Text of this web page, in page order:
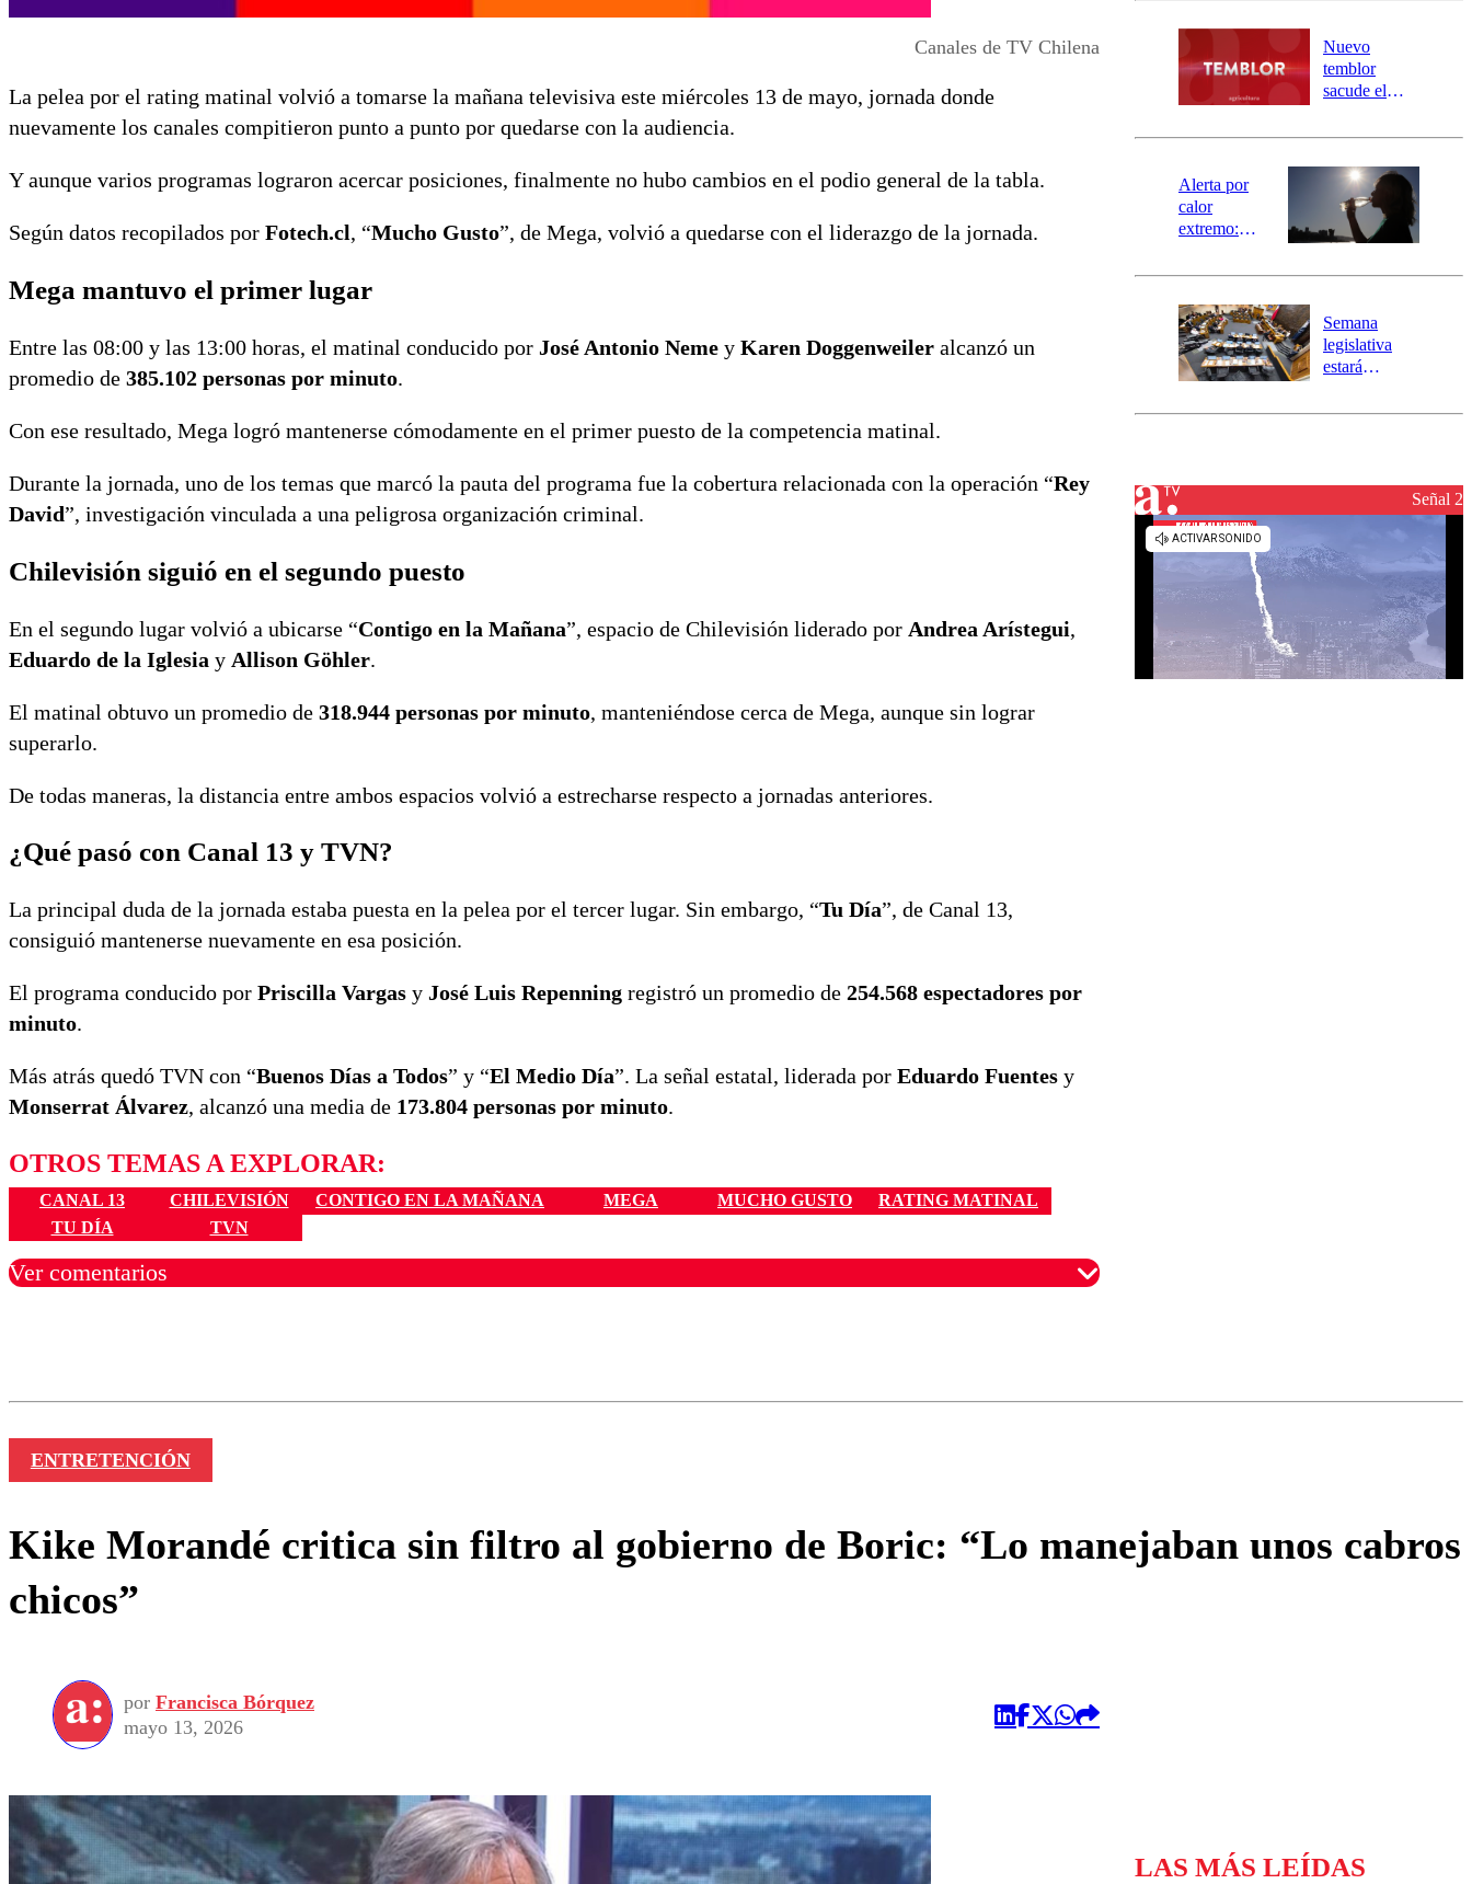
Canales de TV Chilena
La pelea por el rating matinal volvió a tomarse la mañana televisiva este miércoles 13 de mayo, jornada donde
nuevamente los canales compitieron punto a punto por quedarse con la audiencia.
Y aunque varios programas lograron acercar posiciones, finalmente no hubo cambios en el podio general de la tabla.
Según datos recopilados por Fotech.cl, “Mucho Gusto”, de Mega, volvió a quedarse con el liderazgo de la jornada.
Mega mantuvo el primer lugar
Entre las 08:00 y las 13:00 horas, el matinal conducido por José Antonio Neme y Karen Doggenweiler alcanzó un
promedio de 385.102 personas por minuto.
Con ese resultado, Mega logró mantenerse cómodamente en el primer puesto de la competencia matinal.
Durante la jornada, uno de los temas que marcó la pauta del programa fue la cobertura relacionada con la operación “Rey
David”, investigación vinculada a una peligrosa organización criminal.
Chilevisión siguió en el segundo puesto
En el segundo lugar volvió a ubicarse “Contigo en la Mañana”, espacio de Chilevisión liderado por Andrea Arístegui,
Eduardo de la Iglesia y Allison Göhler.
El matinal obtuvo un promedio de 318.944 personas por minuto, manteniéndose cerca de Mega, aunque sin lograr
superarlo.
De todas maneras, la distancia entre ambos espacios volvió a estrecharse respecto a jornadas anteriores.
¿Qué pasó con Canal 13 y TVN?
La principal duda de la jornada estaba puesta en la pelea por el tercer lugar. Sin embargo, “Tu Día”, de Canal 13,
consiguió mantenerse nuevamente en esa posición.
El programa conducido por Priscilla Vargas y José Luis Repenning registró un promedio de 254.568 espectadores por
minuto.
Más atrás quedó TVN con “Buenos Días a Todos” y “El Medio Día”. La señal estatal, liderada por Eduardo Fuentes y
Monserrat Álvarez, alcanzó una media de 173.804 personas por minuto.
OTROS TEMAS A EXPLORAR:
CANAL 13 CHILEVISIÓN CONTIGO EN LA MAÑANA MEGA MUCHO GUSTO
RATING MATINAL
TU DÍA
TVN
Ver comentarios
río Damas:
activa
mensajería
SAE
Nuevo
temblor
sacude el
revisa la
epicentro
Alerta por
calor
extremo:
activa Alerta
Preventiva en
tres comunas
Semana
legislativa
estará
el fin de la
reconstrucciónSeñal 2
ENTRETENCIÓN
Kike Morandé critica sin filtro al gobierno de Boric: “Lo manejaban unos cabros
chicos”
por Francisca Bórquez
mayo 13, 2026
LAS MÁS LEÍDAS